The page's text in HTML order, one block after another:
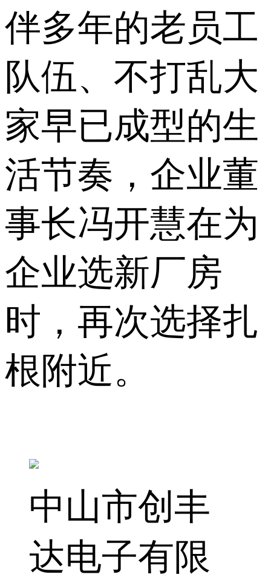
伴多年的老员工
队伍、不打乱大
家早已成型的生
活节奏，企业董
事长冯开慧在为
企业选新厂房
时，再次选择扎
根附近。
中山市创丰
达电子有限